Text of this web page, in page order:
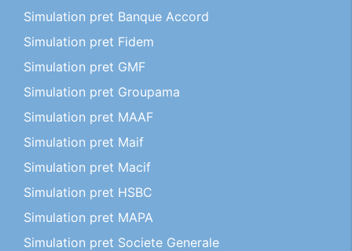
Simulation pret Banque Accord
Simulation pret Fidem
Simulation pret GMF
Simulation pret Groupama
Simulation pret MAAF
Simulation pret Maif
Simulation pret Macif
Simulation pret HSBC
Simulation pret MAPA
Simulation pret Societe Generale